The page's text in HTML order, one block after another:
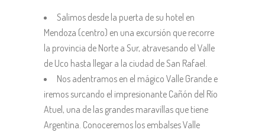
Salimos desde la puerta de su hotel en
Mendoza (centro) en una excursión que recorre
la provincia de Norte a Sur, atravesando el Valle
de Uco hasta llegar a la ciudad de San Rafael.
Nos adentramos en el mágico Valle Grande e
iremos surcando el impresionante Cañón del Río
Atuel, una de las grandes maravillas que tiene
Argentina. Conoceremos los embalses Valle